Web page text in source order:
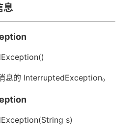
息
息的 InterruptedException。
s)